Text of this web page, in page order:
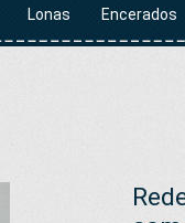
Lonas Encerados